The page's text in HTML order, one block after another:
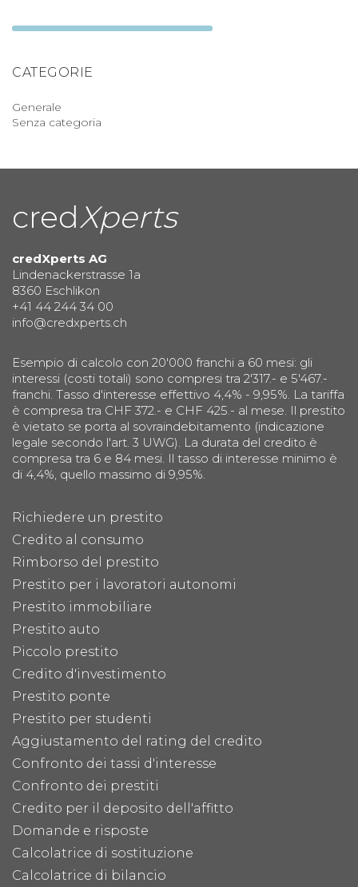
CATEGORIE
Generale
Senza categoria
credXperts
credXperts AG
Lindenackerstrasse 1a
8360 Eschlikon
+41 44 244 34 00
info@credxperts.ch
Esempio di calcolo con 20'000 franchi a 60 mesi: gli
interessi (costi totali) sono compresi tra 2'317.- e 5'467.-
franchi. Tasso d'interesse effettivo 4,4% - 9,95%. La tariffa
è compresa tra CHF 372.- e CHF 425.- al mese. Il prestito
è vietato se porta al sovraindebitamento (indicazione
legale secondo l'art. 3 UWG). La durata del credito è
compresa tra 6 e 84 mesi. Il tasso di interesse minimo è
di 4,4%, quello massimo di 9,95%.
Richiedere un prestito
Credito al consumo
Rimborso del prestito
Prestito per i lavoratori autonomi
Prestito immobiliare
Prestito auto
Piccolo prestito
Credito d'investimento
Prestito ponte
Prestito per studenti
Aggiustamento del rating del credito
Confronto dei tassi d'interesse
Confronto dei prestiti
Credito per il deposito dell'affitto
Domande e risposte
Calcolatrice di sostituzione
Calcolatrice di bilancio